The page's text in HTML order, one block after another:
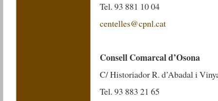
Tel. 93 881 10 04
centelles@cpnl.cat
Consell Comarcal d’Osona
C/ Historiador R. d’Abadal i
Tel. 93 883 21 65